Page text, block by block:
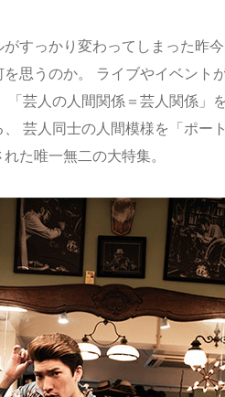
すっかり変わってしまった昨
思うのか。 ライブやイベント
「芸人の人間関係＝芸人関係」
芸人同士の人間模様を「ポー
た唯一無二の大特集。